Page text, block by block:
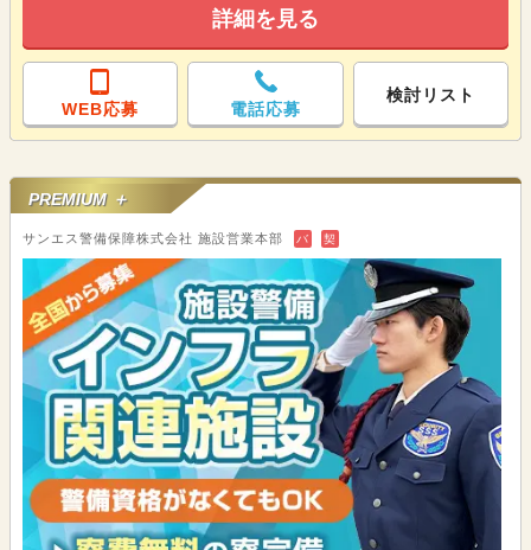
詳細を見る
WEB応募 電話応募
検討リスト
PREMIUM ＋
サンエス警備保障株式会社 施設営業本部 バ 契